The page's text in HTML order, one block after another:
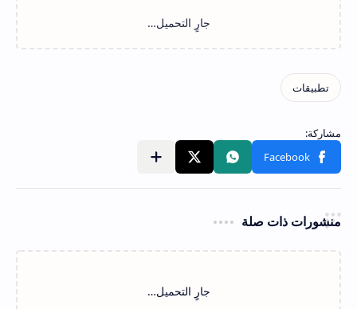
منشورات ذات صلة
‏جارٍ التحميل…